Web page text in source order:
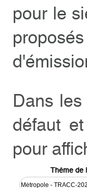
pour le
Dans
défaut
pour
Thème